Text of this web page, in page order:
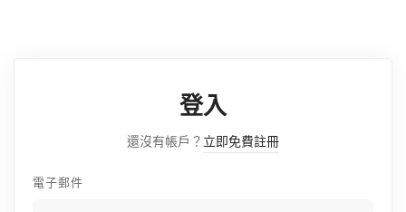
登入
還沒有帳戶？ 立即免費註冊
電子郵件